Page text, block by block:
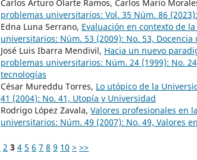
Carlos Arturo Olarte Ramos, Carlos Mario
problemas universitarios: Vol. 35 Núm. 86
Edna Luna Serrano, Evaluación en contexto de
universitarios: Núm. 53 (2009): No. 53,
José Luis Ibarra Mendivil, Hacia un nuevo
problemas universitarios: Núm. 24 (1999): No.
tecnologías
César Mureddu Torres, Lo utópico de la
41 (2004): No. 41, Utopía y Universidad
Rodrigo López Zavala, Valores profesionales en
universitarios: Núm. 49 (2007): No. 49, Valores
2 3 4 5 6 7 8 9 10 > >>